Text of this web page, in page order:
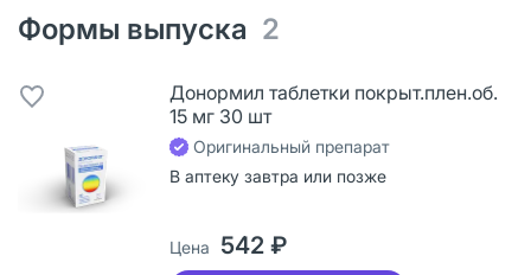
Формы выпуска 2
Донормил таблетки покрыт.плен.об.
15 мг 30 шт
Оригинальный препарат
В аптеку завтра или позже
Цена 542 ₽